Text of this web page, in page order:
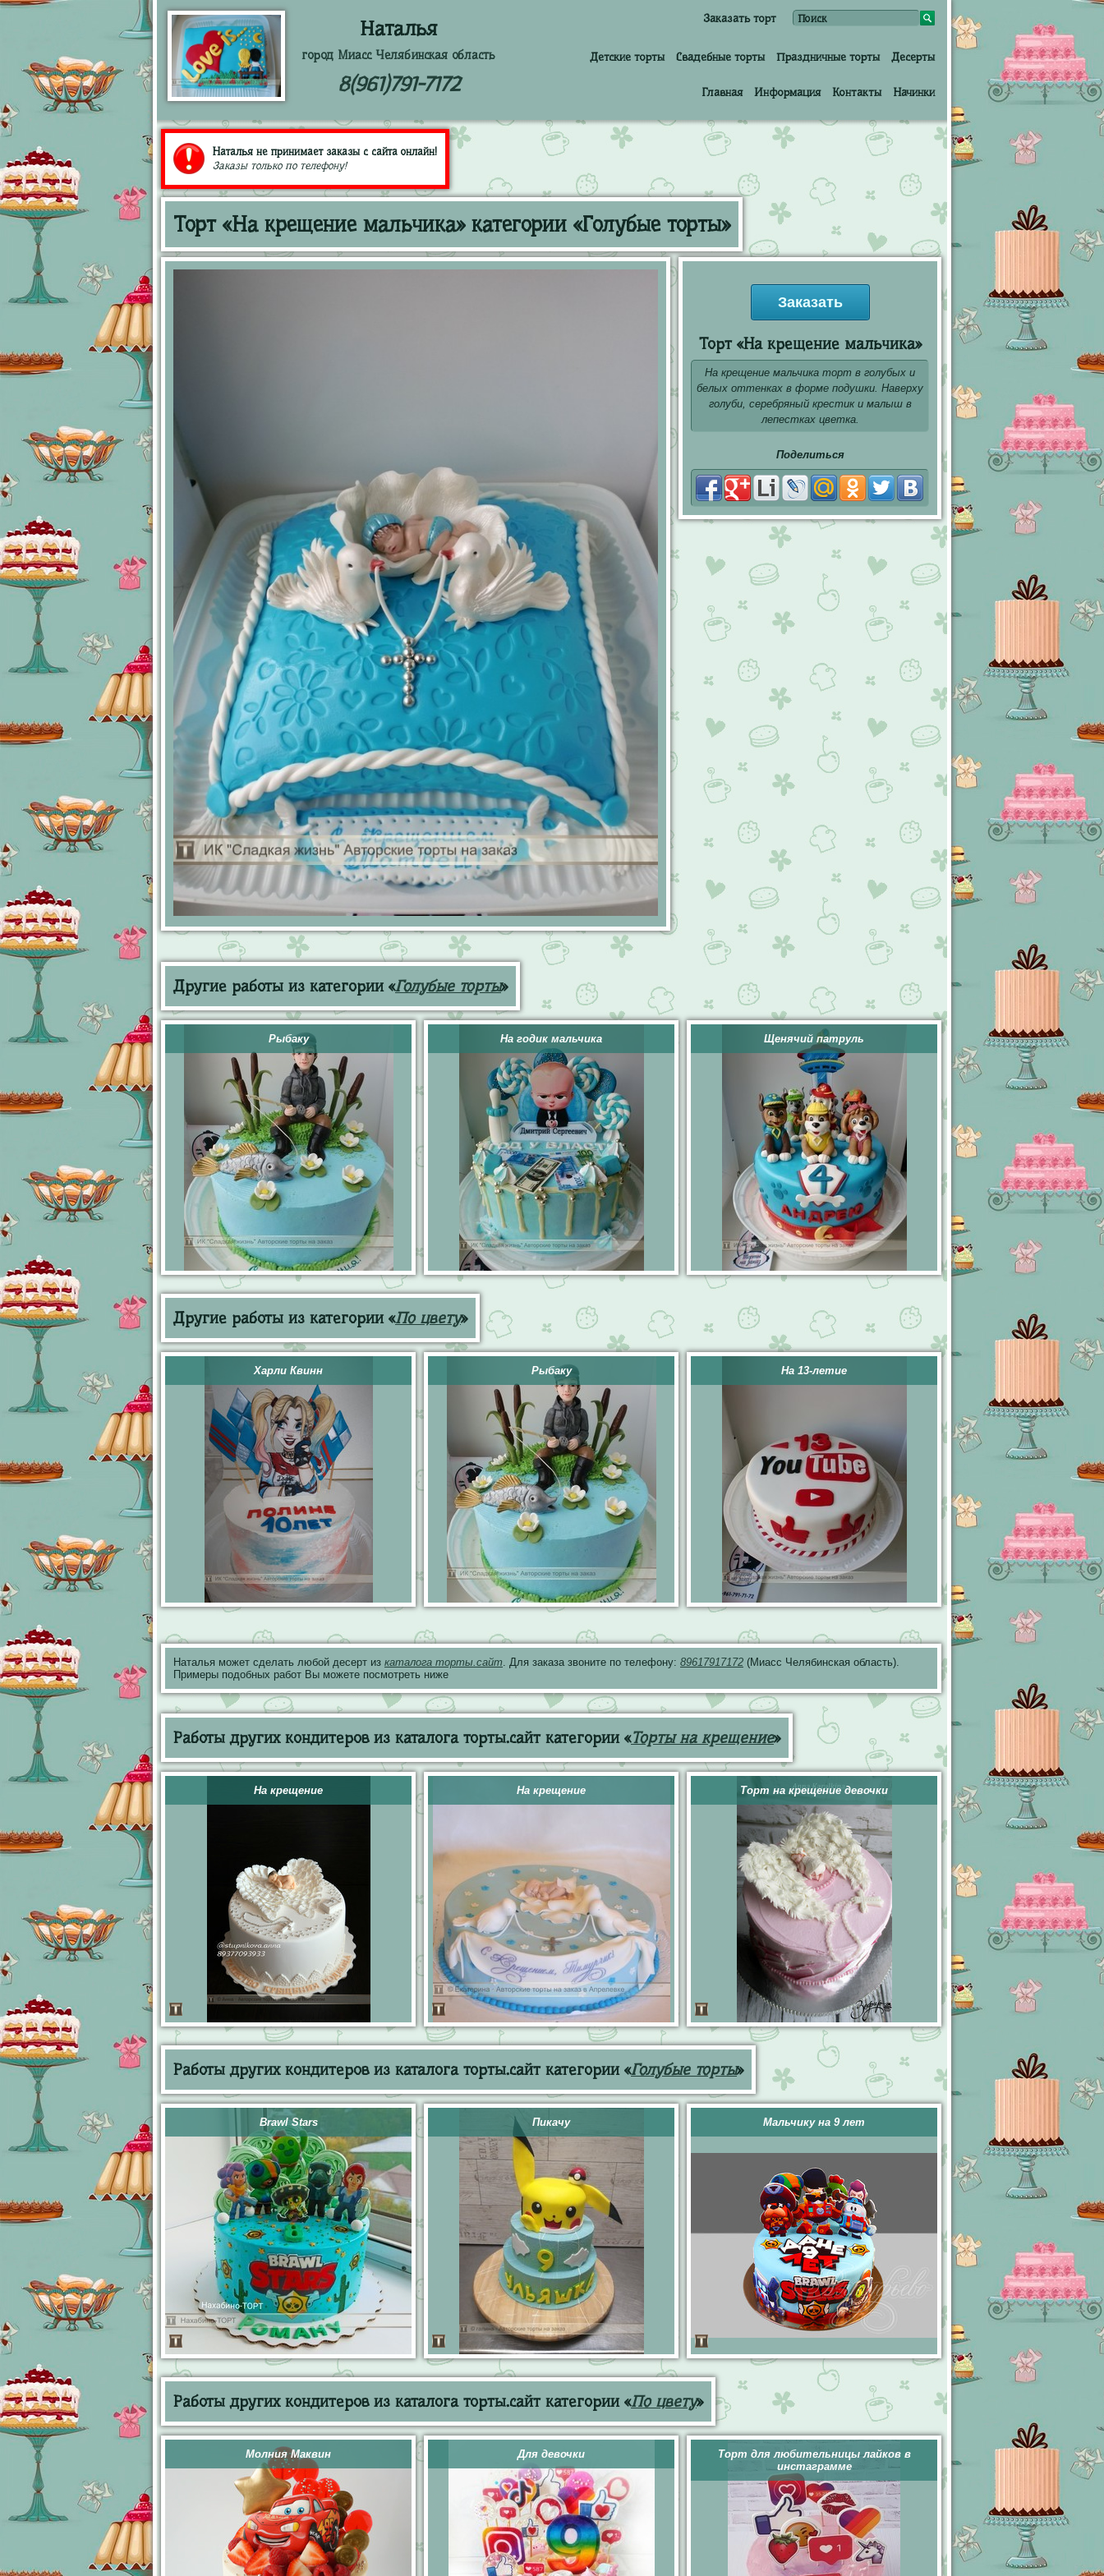
Наталья
город Миасс Челябинская область
8(961)791-7172
Заказать торт
Детские торты Свадебные торты Праздничные торты Десерты
Главная Информация Контакты Начинки
Наталья не принимает заказы с сайта онлайн!
Заказы только по телефону!
Торт «На крещение мальчика» категории «Голубые торты»
Заказать
Торт «На крещение мальчика»
На крещение мальчика торт в голубых и
белых оттенках в форме подушки. Наверху
голуби, серебряный крестик и малыш в
лепестках цветка.
Поделиться
Другие работы из категории «Голубые торты»
Рыбаку На годик мальчика Щенячий патруль
Другие работы из категории «По цвету»
Харли Квинн Рыбаку На 13-летие
Наталья может сделать любой десерт из каталога торты.сайт . Для заказа звоните по телефону: 89617917172 (Миасс Челябинская область).
Примеры подобных работ Вы можете посмотреть ниже
Работы других кондитеров из каталога торты.сайт категории «Торты на крещение»
На крещение На крещение Торт на крещение девочки
Работы других кондитеров из каталога торты.сайт категории «Голубые торты»
Brawl Stars Пикачу Мальчику на 9 лет
Работы других кондитеров из каталога торты.сайт категории «По цвету»
Молния Маквин Для девочки
Торт для любительницы лайков в
инстаграмме